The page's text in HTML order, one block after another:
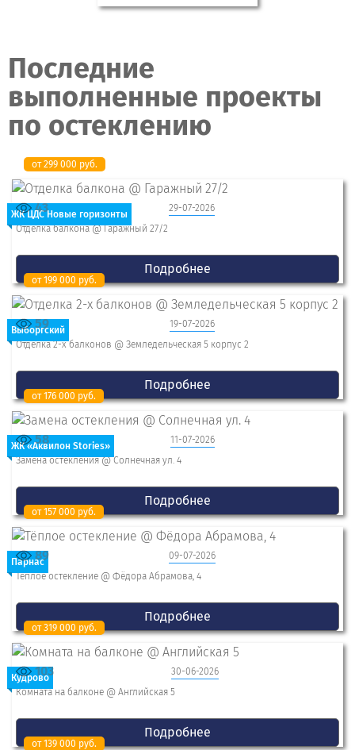
Последние
выполненные проекты
по остеклению
ЖК ЦДС Новые горизонты
от 299 000 руб.
29-07-2026
43
Отделка балкона @ Гаражный 27/2
Подробнее
Выборгский
от 199 000 руб.
19-07-2026
59
Отделка 2-x балконов @ Земледельческая 5 корпус 2
Подробнее
ЖК «Аквилон Stories»
от 176 000 руб.
11-07-2026
58
Замена остекления @ Солнечная ул. 4
Подробнее
Парнас
от 157 000 руб.
09-07-2026
89
Тёплое остекление @ Фёдора Абрамова, 4
Подробнее
Кудрово
от 319 000 руб.
30-06-2026
103
Комната на балконе @ Английская 5
Подробнее
от 139 000 руб.